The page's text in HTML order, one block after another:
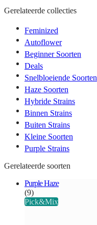
Gerelateerde collecties
Feminized
Autoflower
Beginner Soorten
Deals
Snelbloeiende Soorten
Haze Soorten
Hybride Strains
Binnen Strains
Buiten Strains
Kleine Soorten
Purple Strains
Gerelateerde soorten
Purple Haze
(9)
Pick&Mix